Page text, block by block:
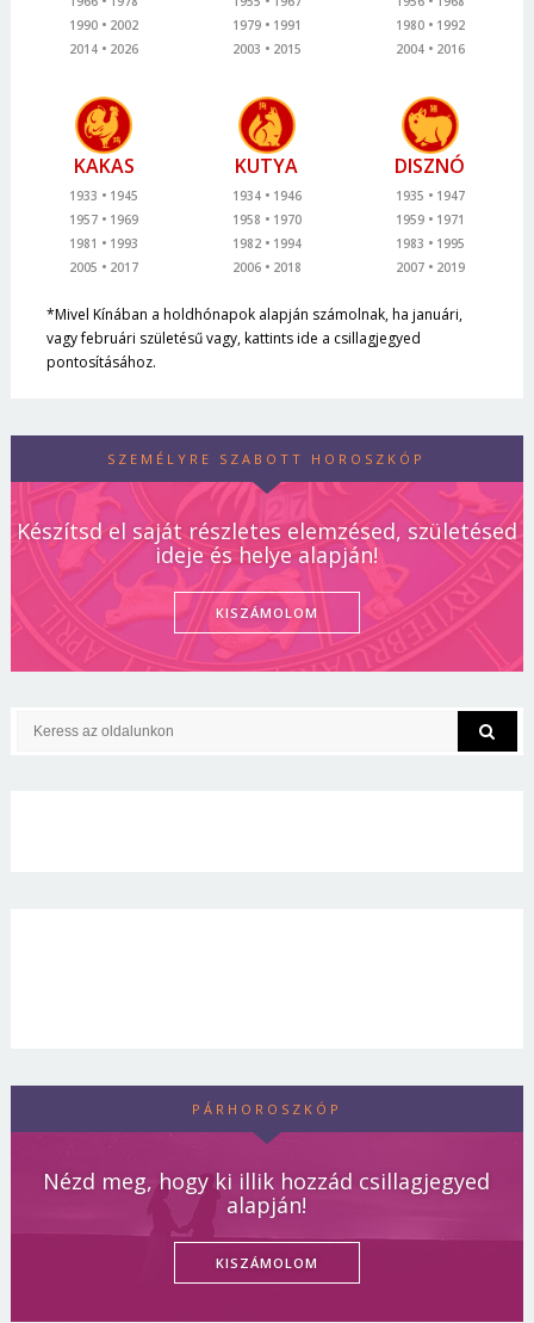
1990
2002
2014
2026
1979
1991
2003
2015
1980
1992
2004
2016
KAKAS
1933
1945
1957
1969
1981
1993
2005
2017
KUTYA
1934
1946
1958
1970
1982
1994
2006
2018
DISZNÓ
1935
1947
1959
1971
1983
1995
2007
2019
*Mivel Kínában a holdhónapok alapján számolnak, ha januári,
vagy februári születésű vagy, kattints ide a csillagjegyed
pontosításához.
SZEMÉLYRE SZABOTT HOROSZKÓP
Készítsd el saját részletes elemzésed, születésed
ideje és helye alapján!
KISZÁMOLOM
PÁRHOROSZKÓP
Nézd meg, hogy ki illik hozzád csillagjegyed
alapján!
KISZÁMOLOM